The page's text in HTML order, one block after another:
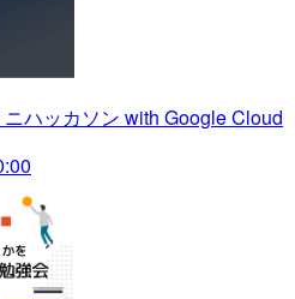
ニハッカソン with Google Cloud